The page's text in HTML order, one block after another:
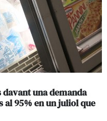
una demanda
al 95% en un juliol que